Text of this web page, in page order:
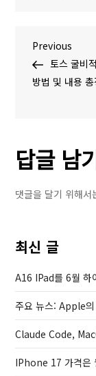
글
탐
P
r
e
u
s
P
t
Previous
토스 굴비
방법 및 내용 총
답글 남
댓글을 달기 위해서
최신 글
A16 IPad를 6월 하
주요 뉴스: Apple
Claude Code,
IPhone 17 가격은